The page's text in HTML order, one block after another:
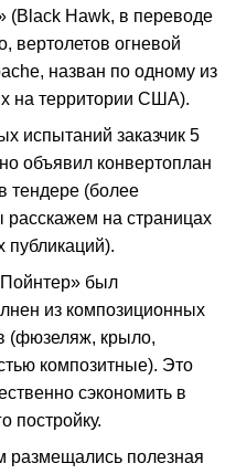
(Black Hawk, в переводе
вертолетов огневой
назван по одному из
на территории США).
испытаний заказчик 5
объявил конвертоплан
тендере (более
на страницах
был
из композиционных
(фюзеляж, крыло,
композитные). Это
сэкономить в
постройку.
размещались полезная